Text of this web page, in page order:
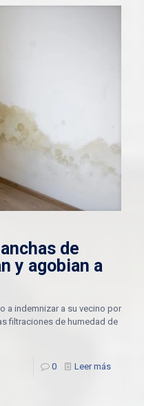
de
y agobian a
a indemnizar a su vecino por
filtraciones de humedad de
0 Leer más